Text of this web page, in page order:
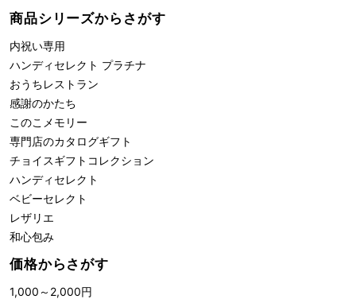
商品シリーズからさがす
内祝い専用
ハンディセレクト プラチナ
おうちレストラン
感謝のかたち
このこメモリー
専門店のカタログギフト
チョイスギフトコレクション
ハンディセレクト
ベビーセレクト
レザリエ
和心包み
価格からさがす
1,000 ～ 2,000円